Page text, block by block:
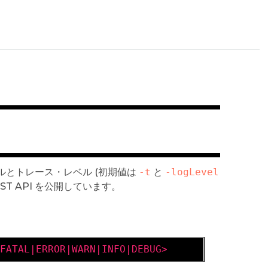
トレース・レベル (初期値は -t と -logLevel
API を公開しています。